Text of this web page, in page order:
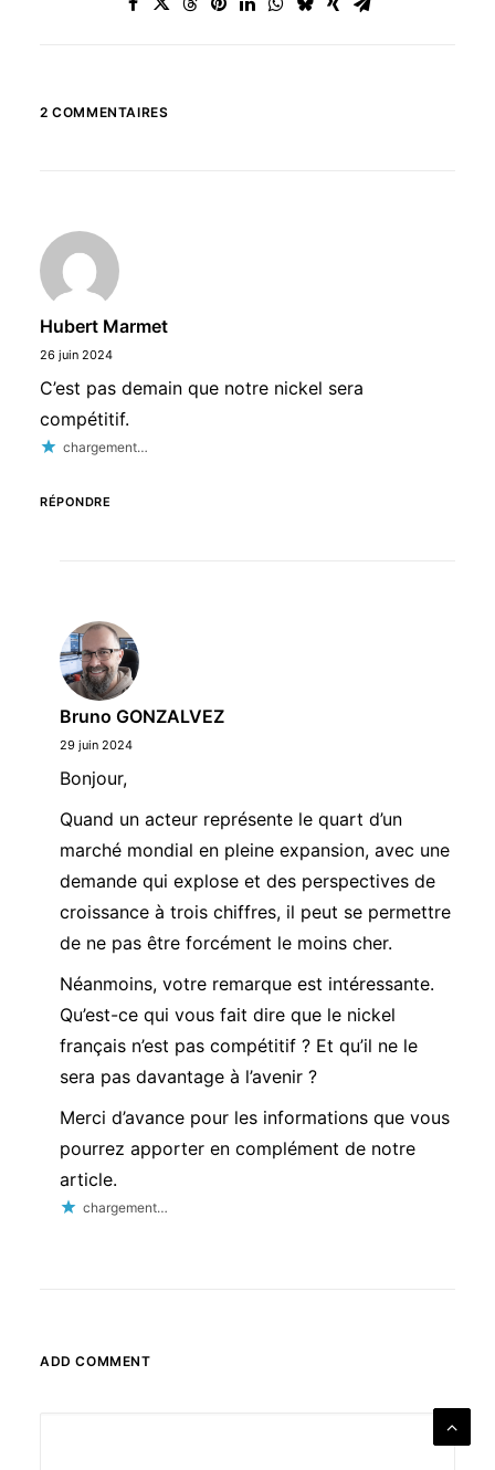
2 COMMENTAIRES
Hubert Marmet
26 juin 2024
C’est pas demain que notre nickel sera
compétitif.
chargement…
RÉPONDRE
Bruno GONZALVEZ
29 juin 2024
Bonjour,
Quand un acteur représente le quart d’un
marché mondial en pleine expansion, avec une
demande qui explose et des perspectives de
croissance à trois chiffres, il peut se permettre
de ne pas être forcément le moins cher.
Néanmoins, votre remarque est intéressante.
Qu’est-ce qui vous fait dire que le nickel
français n’est pas compétitif ? Et qu’il ne le
sera pas davantage à l’avenir ?
Merci d’avance pour les informations que vous
pourrez apporter en complément de notre
article.
chargement…
ADD COMMENT